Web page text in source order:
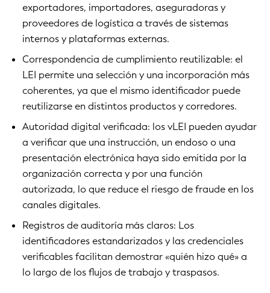
exportadores, importadores, aseguradoras y
proveedores de logística a través de sistemas
internos y plataformas externas.
Correspondencia de cumplimiento reutilizable: el
LEI permite una selección y una incorporación más
coherentes, ya que el mismo identificador puede
reutilizarse en distintos productos y corredores.
Autoridad digital verificada: los vLEI pueden ayudar
a verificar que una instrucción, un endoso o una
presentación electrónica haya sido emitida por la
organización correcta y por una función
autorizada, lo que reduce el riesgo de fraude en los
canales digitales.
Registros de auditoría más claros: Los
identificadores estandarizados y las credenciales
verificables facilitan demostrar «quién hizo qué» a
lo largo de los flujos de trabajo y traspasos.